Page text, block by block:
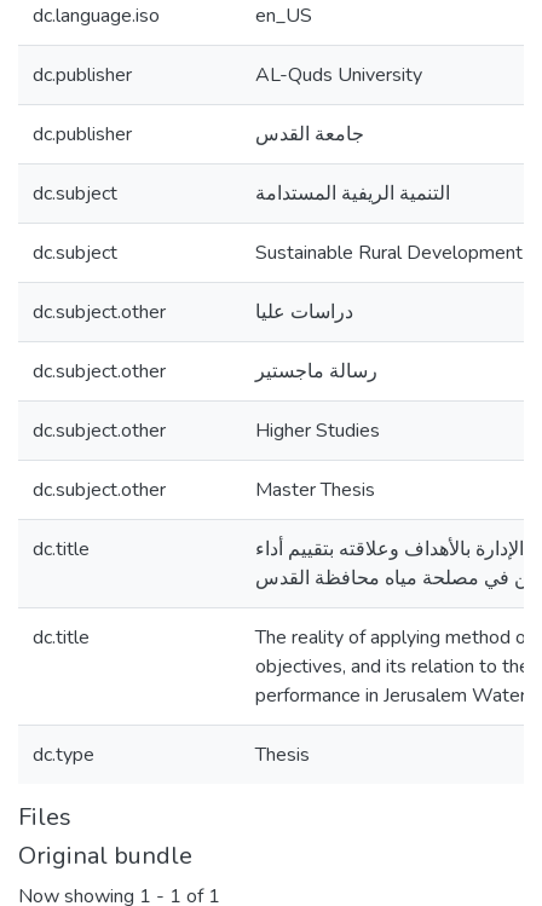
dc.language.iso en_US
dc.publisher AL-Quds University
dc.publisher جامعة القدس
dc.subject التنمية الريفية المستدامة
dc.subject Sustainable Rural Development
dc.subject.other دراسات عليا
dc.subject.other رسالة ماجستير
dc.subject.other Higher Studies
dc.subject.other Master Thesis
dc.title
بالأهداف وعلاقته بتقييم أداء
في مصلحة مياه محافظة القدس
dc.title
The reality of applying method of
objectives, and its relation to the
performance in Jerusalem Water
dc.type Thesis
Files
Original bundle
Now showing 1 - 1 of 1